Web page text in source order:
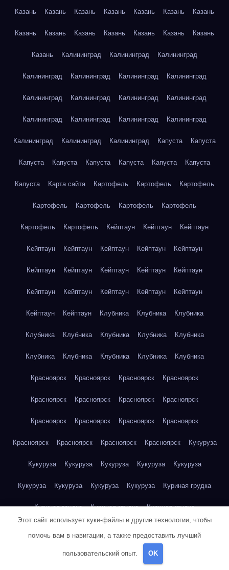
Казань Казань Казань Казань Казань Казань Казань
Казань Казань Казань Казань Казань Казань Казань
Казань Калининград Калининград Калининград
Калининград Калининград Калининград Калининград
Калининград Калининград Калининград Калининград
Калининград Калининград Калининград Калининград
Калининград Калининград Калининград Капуста Капуста
Капуста Капуста Капуста Капуста Капуста Капуста
Капуста Карта сайта Картофель Картофель Картофель
Картофель Картофель Картофель Картофель
Картофель Картофель Кейптаун Кейптаун Кейптаун
Кейптаун Кейптаун Кейптаун Кейптаун Кейптаун
Кейптаун Кейптаун Кейптаун Кейптаун Кейптаун
Кейптаун Кейптаун Кейптаун Кейптаун Кейптаун
Кейптаун Кейптаун Клубника Клубника Клубника
Клубника Клубника Клубника Клубника Клубника
Клубника Клубника Клубника Клубника Клубника
Красноярск Красноярск Красноярск Красноярск
Красноярск Красноярск Красноярск Красноярск
Красноярск Красноярск Красноярск Красноярск
Красноярск Красноярск Красноярск Красноярск Кукуруза
Кукуруза Кукуруза Кукуруза Кукуруза Кукуруза
Кукуруза Кукуруза Кукуруза Кукуруза Куриная грудка
Куриная грудка Куриная грудка Куриная грудка
Куриная грудка Куриная грудка Куриная грудка
Этот сайт использует куки-файлы и другие технологии, чтобы
помочь вам в навигации, а также предоставить лучший
пользовательский опыт. OK